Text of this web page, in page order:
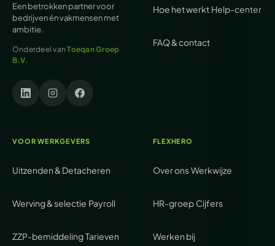
Een betrokken partner voor
bedrijven én vakmensen met
ambitie.
Onderdeel vanToeqan Groep
B.V.
Hoe het werkt Help-center
FAQ & contact
VOOR WERKGEVERS
Uitzenden & Detacheren
Werving & selectie Payroll
ZZP-bemiddelingTarieven
FLEXHERO
Over onsWerkwijze
HR-groep Cijfers
Werken bij